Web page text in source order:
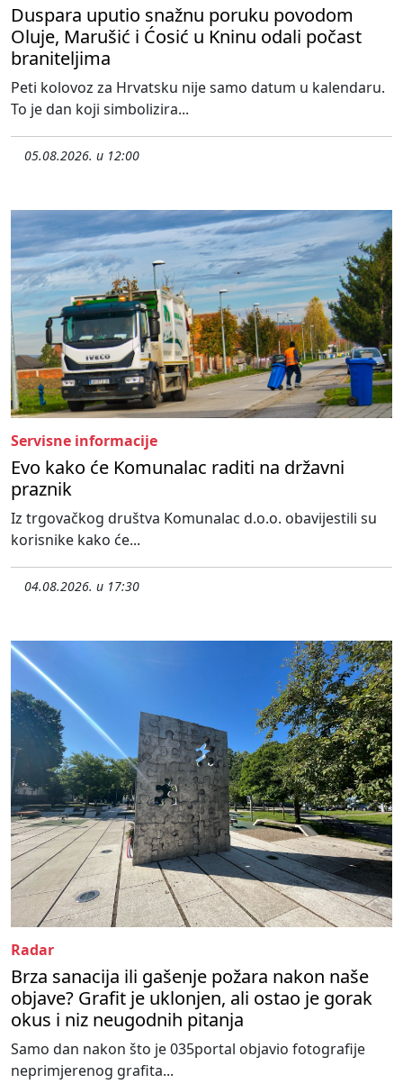
Duspara uputio snažnu poruku povodom
Oluje, Marušić i Ćosić u Kninu odali počast
braniteljima
Peti kolovoz za Hrvatsku nije samo datum u kalendaru.
To je dan koji simbolizira...
05.08.2026. u 12:00
Servisne informacije
Evo kako će Komunalac raditi na državni
praznik
Iz trgovačkog društva Komunalac d.o.o. obavijestili su
korisnike kako će...
04.08.2026. u 17:30
Radar
Brza sanacija ili gašenje požara nakon naše
objave? Grafit je uklonjen, ali ostao je gorak
okus i niz neugodnih pitanja
Samo dan nakon što je 035portal objavio fotografije
neprimjerenog grafita...